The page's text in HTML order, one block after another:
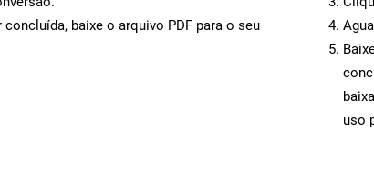
baixe o arquivo PDF para o seu
uso